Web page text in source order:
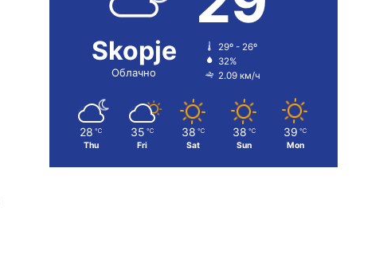
Skopje
Облачно
29º - 26º
32%
2.09 км/ч
28 ℃
Thu
35 ℃
Fri
38 ℃
Sat
38 ℃
Sun
39 ℃
Mon